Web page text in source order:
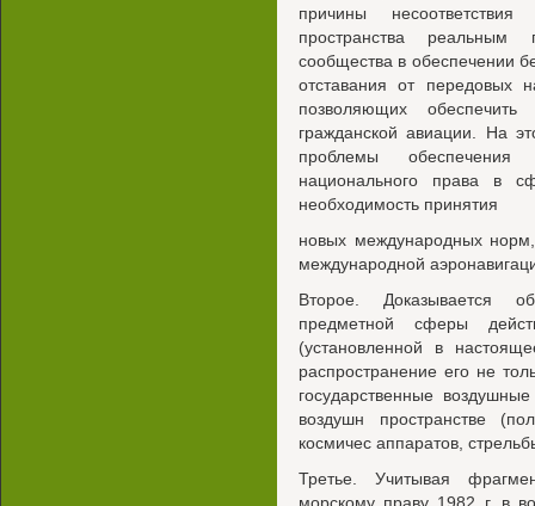
причины
пространства реальным
сообщества в обеспечении
отставания от передовых
позволяющих
гражданской авиации. На
проблемы обеспечения
национального права в
необходимость принятия
новых международных
международной
Второе. Доказывается
предметной сферы
(установленной в
распространение его не
государственные
воздушн пространстве
космичес аппаратов,
Третье. Учитывая